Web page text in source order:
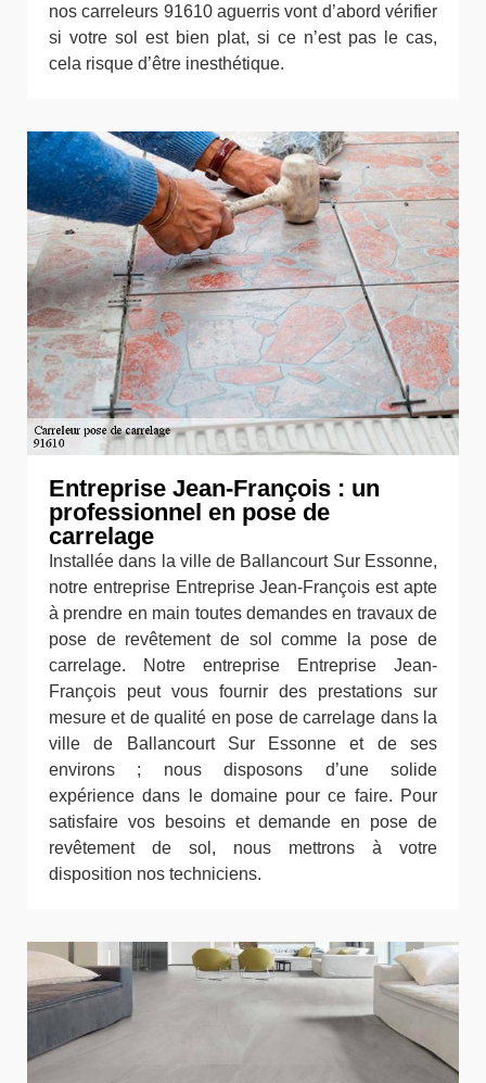
nos carreleurs 91610 aguerris vont d’abord vérifier
si votre sol est bien plat, si ce n’est pas le cas,
cela risque d’être inesthétique.
Entreprise Jean-François : un
professionnel en pose de
carrelage
Installée dans la ville de Ballancourt Sur Essonne,
notre entreprise Entreprise Jean-François est apte
à prendre en main toutes demandes en travaux de
pose de revêtement de sol comme la pose de
carrelage. Notre entreprise Entreprise Jean-
François peut vous fournir des prestations sur
mesure et de qualité en pose de carrelage dans la
ville de Ballancourt Sur Essonne et de ses
environs ; nous disposons d’une solide
expérience dans le domaine pour ce faire. Pour
satisfaire vos besoins et demande en pose de
revêtement de sol, nous mettrons à votre
disposition nos techniciens.